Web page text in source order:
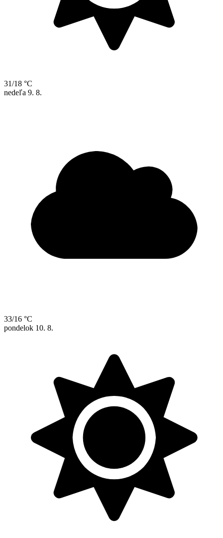
31/18 °C
nedeľa 9. 8.
33/16 °C
pondelok 10. 8.